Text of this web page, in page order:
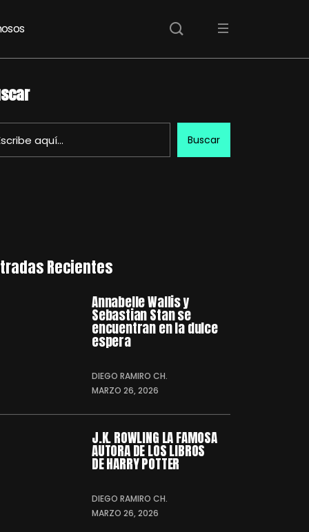
Buscar
Recientes
Annabelle Wallis y
Sebastian Stan se
encuentran en la dulce
espera
DIEGO RAMIRO CH.
MARZO 26, 2026
J.K. ROWLING LA FAMOSA
AUTORA DE LOS LIBROS
DE HARRY POTTER
DIEGO RAMIRO CH.
MARZO 26, 2026